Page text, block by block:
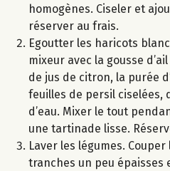
homogènes. Ciseler et
réserver au frais.
Egoutter les haricots
mixeur avec la gousse
de jus de citron, la purée
feuilles de persil ciselées,
d’eau. Mixer le tout
une tartinade lisse.
Laver les légumes.
tranches un peu épaisses